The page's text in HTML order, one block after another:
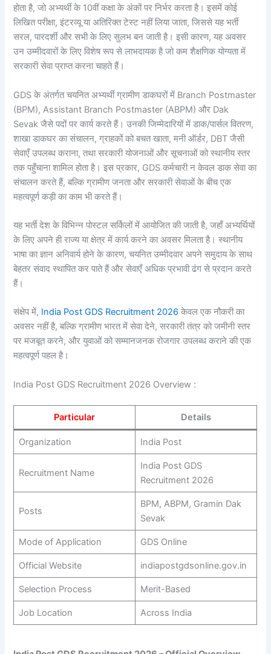
होता है, जो अभ्यर्थी के 10वीं कक्षा के अंकों पर निर्भर करता है। इसमें कोई
लिखित परीक्षा, इंटरव्यू या अतिरिक्त टेस्ट नहीं लिया जाता, जिससे यह भर्ती
सरल, पारदर्शी और सभी के लिए सुलभ बन जाती है। इसी कारण, यह अवसर
उन उम्मीदवारों के लिए विशेष रूप से लाभदायक है जो कम शैक्षणिक योग्यता में
सरकारी सेवा प्राप्त करना चाहते हैं।
GDS के अंतर्गत चयनित अभ्यर्थी ग्रामीण डाकघरों में Branch Postmaster
(BPM), Assistant Branch Postmaster (ABPM) और Dak
Sevak जैसे पदों पर कार्य करते हैं। उनकी जिम्मेदारियों में डाक/पार्सल वितरण,
शाखा डाकघर का संचालन, ग्राहकों को बचत खाता, मनी ऑर्डर, DBT जैसी
सेवाएँ उपलब्ध कराना, तथा सरकारी योजनाओं और सूचनाओं को स्थानीय स्तर
तक पहुँचाना शामिल होता है। इस प्रकार, GDS कर्मचारी न केवल डाक सेवा का
संचालन करते हैं, बल्कि ग्रामीण जनता और सरकारी सेवाओं के बीच एक
महत्वपूर्ण कड़ी का काम भी करते हैं।
यह भर्ती देश के विभिन्न पोस्टल सर्किलों में आयोजित की जाती है, जहाँ अभ्यर्थियों
के लिए अपने ही राज्य या क्षेत्र में कार्य करने का अवसर मिलता है। स्थानीय
भाषा का ज्ञान अनिवार्य होने के कारण, चयनित उम्मीदवार अपने समुदाय के साथ
बेहतर संवाद स्थापित कर पाते हैं और सेवाएँ अधिक प्रभावी ढंग से प्रदान करते
हैं।
संक्षेप में, India Post GDS Recruitment 2026केवल एक नौकरी का
अवसर नहीं है, बल्कि ग्रामीण भारत में सेवा देने, सरकारी तंत्र को जमीनी स्तर
पर मजबूत करने, और युवाओं को सम्मानजनक रोजगार उपलब्ध कराने की एक
महत्वपूर्ण पहल है।
India Post GDS Recruitment 2026 Overview :
Particular Details
Organization India Post
Recruitment Name
India Post GDS
Recruitment 2026
Posts
BPM, ABPM, Gramin Dak
Sevak
Mode of Application GDS Online
Official Website indiapostgdsonline.gov.in
Selection Process Merit-Based
Job Location Across India